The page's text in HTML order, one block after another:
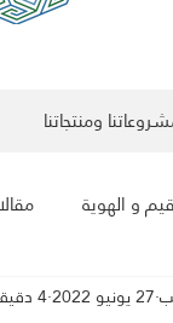
ومنتجاتنا
و الهوية
مقالات علمية 27 يونيو 2022 4 دقيقة قراءة